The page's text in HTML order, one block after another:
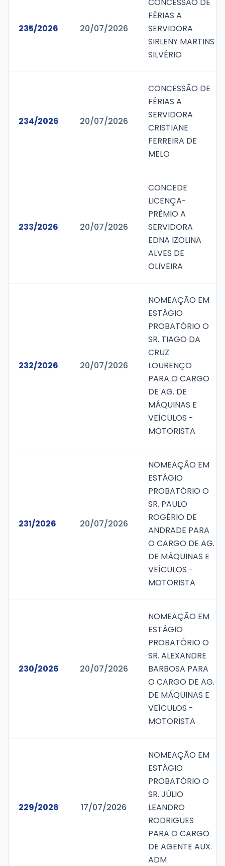
235/2026 20/07/2026
FÉRIAS A
SERVIDORA
SIRLENY MARTINS
SILVÉRIO
234/2026 20/07/2026
CONCESSÃO DE
FÉRIAS A
SERVIDORA
CRISTIANE
FERREIRA DE
MELO
233/2026 20/07/2026
CONCEDE
LICENÇA-
PRÊMIO A
SERVIDORA
EDNA IZOLINA
ALVES DE
OLIVEIRA
232/2026 20/07/2026
NOMEAÇÃO EM
ESTÁGIO
PROBATÓRIO O
SR. TIAGO DA
CRUZ
LOURENÇO
PARA O CARGO
DE AG. DE
MÁQUINAS E
VEÍCULOS -
MOTORISTA
231/2026 20/07/2026
NOMEAÇÃO EM
ESTÁGIO
PROBATÓRIO O
SR. PAULO
ROGÉRIO DE
ANDRADE PARA
O CARGO DE AG.
DE MÁQUINAS E
VEÍCULOS -
MOTORISTA
230/2026 20/07/2026
NOMEAÇÃO EM
ESTÁGIO
PROBATÓRIO O
SR. ALEXANDRE
BARBOSA PARA
O CARGO DE AG.
DE MÁQUINAS E
VEÍCULOS -
MOTORISTA
229/2026 17/07/2026
NOMEAÇÃO EM
ESTÁGIO
PROBATÓRIO O
SR. JÚLIO
LEANDRO
RODRIGUES
PARA O CARGO
DE AGENTE AUX.
ADM